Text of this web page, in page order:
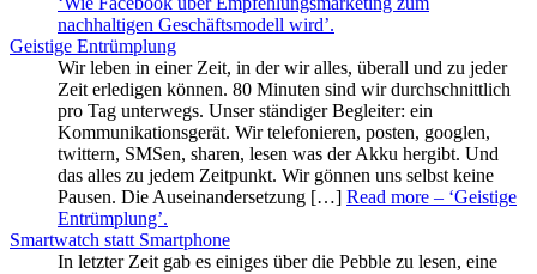
nachhaltigen Geschäftsmodell wird’.
Geistige Entrümplung
Wir leben in einer Zeit, in der wir alles, überall und zu jeder
Zeit erledigen können. 80 Minuten sind wir durchschnittlich
pro Tag unterwegs. Unser ständiger Begleiter: ein
Kommunikationsgerät. Wir telefonieren, posten, googlen,
twittern, SMSen, sharen, lesen was der Akku hergibt. Und
das alles zu jedem Zeitpunkt. Wir gönnen uns selbst keine
Pausen. Die Auseinandersetzung […] Read more – ‘Geistige
Entrümplung’.
Smartwatch statt Smartphone
In letzter Zeit gab es einiges über die Pebble zu lesen, eine